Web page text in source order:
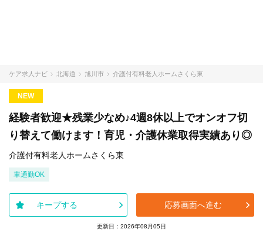
ケア求人ナビ 北海道 旭川市 介護付有料老人ホームさくら東
NEW
経験者歓迎★残業少なめ♪4週8休以上でオンオフ切
り替えて働けます！育児・介護休業取得実績あり◎
介護付有料老人ホームさくら東
車通勤OK
キープする 応募画面へ進む
更新日：2026年08月05日